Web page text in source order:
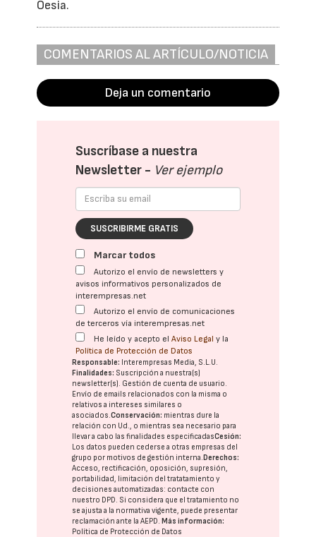
Oesia.
COMENTARIOS AL ARTÍCULO/NOTICIA
Deja un comentario
Suscríbase a nuestra
Newsletter - Ver ejemplo
SUSCRIBIRME GRATIS
Marcar todos
Autorizo el envío de newsletters y
avisos informativos personalizados de
interempresas.net
Autorizo el envío de comunicaciones
de terceros vía interempresas.net
He leído y acepto elAviso Legal y la
Política de Protección de Datos
Responsable: Interempresas Media, S.L.U.
Finalidades: Suscripción a nuestra(s)
newsletter(s). Gestión de cuenta de usuario.
Envío de emails relacionados con la misma o
relativos a intereses similares o
asociados.Conservación: mientras dure la
relación con Ud., o mientras sea necesario para
llevar a cabo las finalidades especificadasCesión:
Los datos pueden cederse a otras empresas del
grupo por motivos de gestión interna.Derechos:
Acceso, rectificación, oposición, supresión,
portabilidad, limitación del tratatamiento y
decisiones automatizadas: contacte con
nuestro DPD. Si considera que el tratamiento no
se ajusta a la normativa vigente, puede presentar
reclamación ante laAEPD.Más información:
Política de Protección de Datos